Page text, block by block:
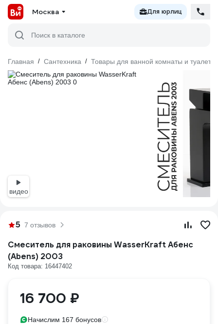
Москва Для юрлиц
Поиск в каталоге
Главная / Сантехника / Товары для ванной комнаты и туалета
видео
5 7 отзывов
Смеситель для раковины WasserKraft Абенс
(Abens) 2003
Код товара: 16447402
16 700 ₽
Начислим 167 бонусов